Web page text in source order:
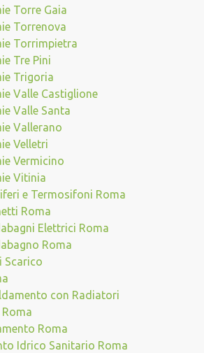
Torre Gaia
Torrenova
Torrimpietra
Tre Pini
Trigoria
Valle Castiglione
Valle Santa
Vallerano
Velletri
Vermicino
Vitinia
e Termosifoni Roma
Roma
Elettrici Roma
Roma
Scarico
con Radiatori
Roma
Idrico Sanitario Roma